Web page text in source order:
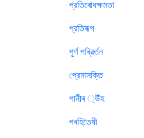
প্রতিৰোধক্ষমতা
প্রতিৰূপ
পূর্ণ পৰি্ৱর্তন
প্রেমাসক্তি
পানীৰ ্উঁহ
পৰহিতৈষী